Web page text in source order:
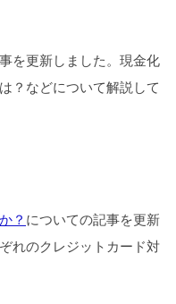
を更新しました。現金化
？などについて解説して
？ についての記事を更新
れのクレジットカード対